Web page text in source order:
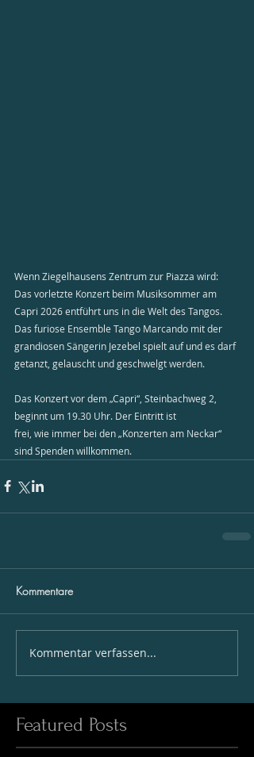
Wenn Ziegelhausens Zentrum zur Piazza wird:
Das vorletzte Konzert beim Musiksommer am
Capri 2026 entführt uns in die Welt des Tangos.
Das furiose Ensemble Tango Marcando mit der
grandiosen Sängerin Jezebel spielt auf und es darf
getanzt, gelauscht und geschwelgt werden.
Das Konzert vor dem „Capri“, Steinbachweg 2,
beginnt um 19.30 Uhr. Der Eintritt ist
frei, wie immer bei den „Konzerten am Neckar“
sind Spenden willkommen.
Kommentare
Kommentar verfassen...
Featured Posts